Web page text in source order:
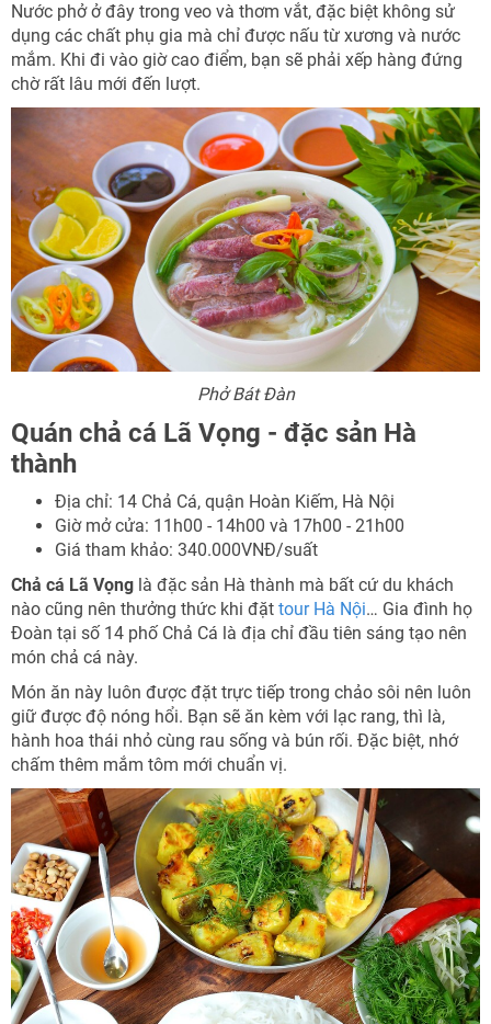
Nước phở ở đây trong veo và thơm vắt, đặc biệt không sử
dụng các chất phụ gia mà chỉ được nấu từ xương và nước
mắm. Khi đi vào giờ cao điểm, bạn sẽ phải xếp hàng đứng
chờ rất lâu mới đến lượt.
Phở Bát Đàn
Quán chả cá Lã Vọng - đặc sản Hà
thành
Địa chỉ: 14 Chả Cá, quận Hoàn Kiếm, Hà Nội
Giờ mở cửa: 11h00 - 14h00 và 17h00 - 21h00
Giá tham khảo: 340.000VNĐ/suất
Chả cá Lã Vọng là đặc sản Hà thành mà bất cứ du khách
nào cũng nên thưởng thức khi đặt tour Hà Nội… Gia đình họ
Đoàn tại số 14 phố Chả Cá là địa chỉ đầu tiên sáng tạo nên
món chả cá này.
Món ăn này luôn được đặt trực tiếp trong chảo sôi nên luôn
giữ được độ nóng hổi. Bạn sẽ ăn kèm với lạc rang, thì là,
hành hoa thái nhỏ cùng rau sống và bún rối. Đặc biệt, nhớ
chấm thêm mắm tôm mới chuẩn vị.